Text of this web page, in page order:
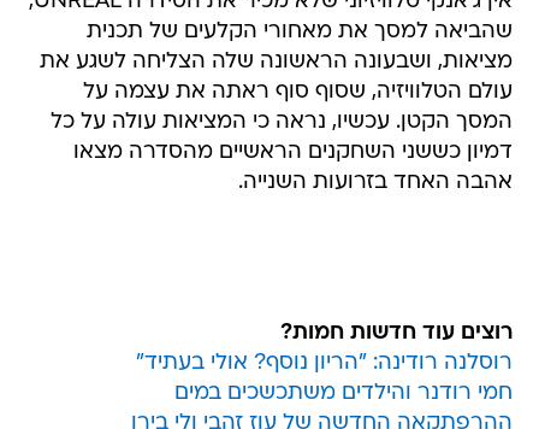
עולם הטלוויזיה, שסוף סוף ראתה את עצמה על
המסך הקטן. עכשיו, נראה כי המציאות עולה על כל
דמיון כששני השחקנים הראשיים מהסדרה מצאו
אהבה האחד בזרועות השנייה.
חמי רודנר והילדים משתכשכים במים
ההרפתקאה החדשה של עוז זהבי ולי בירן